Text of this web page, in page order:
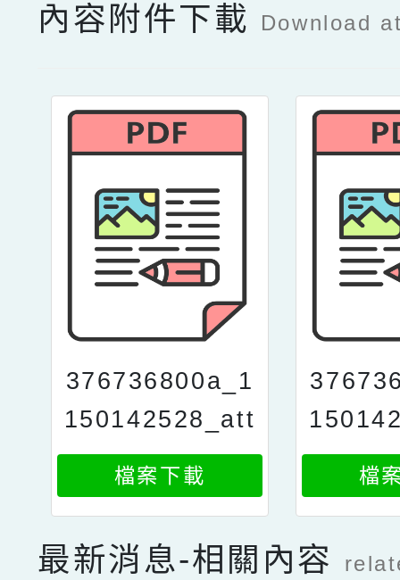
內容附件下載 Download
376736800a_1
150142528_att
ach1
檔案下載 檔
最新消息-相關內容